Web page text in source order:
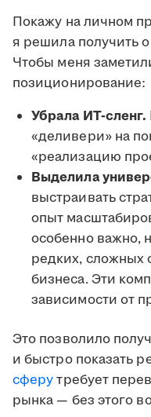
Покажу на личном
я решила получить
Чтобы меня
позиционирование:
Убрала ИТ-сленг.
«деливери» на
«реализацию
Выделила
выстраивать
опыт
особенно важно,
редких, сложных
бизнеса. Эти
зависимости от
Это позволило
и быстро показать
сферутребует
рынка — без этого